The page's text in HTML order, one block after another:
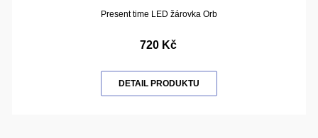
Present time LED žárovka Orb
720 Kč
DETAIL PRODUKTU